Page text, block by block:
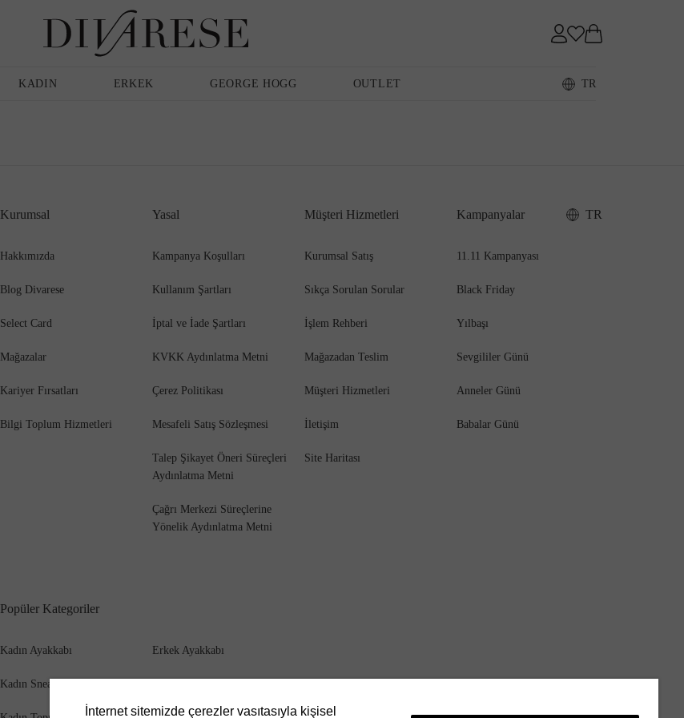
KADIN
Babet Espadril
ERKEK
Terlik Espadril
GEORGE HOGG OUTLET TR
Kurumsal
Hakkımızda
Blog Divarese
Select Card
Mağazalar
Kariyer Fırsatları
Bilgi Toplum Hizmetleri
Yasal
Kampanya Koşulları
Kullanım Şartları
İptal ve İade Şartları
KVKK Aydınlatma Metni
Çerez Politikası
Mesafeli Satış Sözleşmesi
Talep Şikayet Öneri Süreçleri
Aydınlatma Metni
Çağrı Merkezi Süreçlerine
Yönelik Aydınlatma Metni
Müşteri Hizmetleri
Kurumsal Satış
Sıkça Sorulan Sorular
İşlem Rehberi
Mağazadan Teslim
Müşteri Hizmetleri
İletişim
Site Haritası
Kampanyalar
11.11 Kampanyası
Black Friday
Yılbaşı
Sevgililer Günü
Anneler Günü
Babalar Günü
Popüler Kategoriler
Kadın Ayakkabı
Kadın Sneaker
Erkek Ayakkabı
TR
İnternet sitemizde çerezler vasıtasıyla kişisel